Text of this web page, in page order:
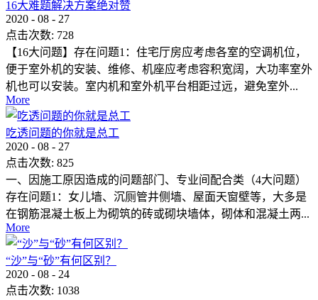
16大难题解决方案绝对赞
2020 - 08 - 27
点击次数: 728
【16大问题】存在问题1：住宅厅房应考虑各室的空调机位，
便于室外机的安装、维修、机座应考虑容积宽阔，大功率室外
机也可以安装。室内机和室外机平台相距过远，避免室外...
More
吃透问题的你就是总工
2020 - 08 - 27
点击次数: 825
一、因施工原因造成的问题部门、专业间配合类（4大问题）
存在问题1：女儿墙、沉厕管井侧墙、屋面天窗壁等，大多是
在钢筋混凝土板上为砌筑的砖或砌块墙体，砌体和混凝土两...
More
“沙”与“砂”有何区别？
2020 - 08 - 24
点击次数: 1038